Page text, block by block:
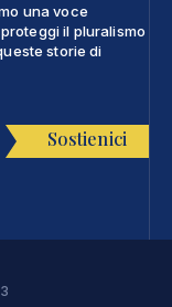
una voce
il pluralismo
storie di
Sostienici